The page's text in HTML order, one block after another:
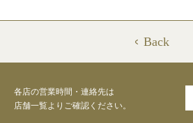
Back
各店の営業時間・連絡先は
店舗一覧よりご確認ください。